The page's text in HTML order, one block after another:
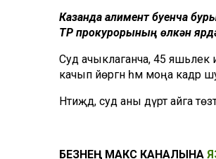
Казанда алимент буенча
ТР прокурорының өлкән
Суд ачыклаганча, 45 яшьлек
качып йөргән һәм моңа
Нәтиҗәдә, суд аны дүрт айга
БЕЗНЕҢ МАКС КАНАЛЫНА